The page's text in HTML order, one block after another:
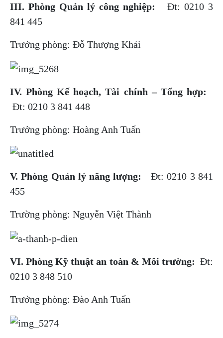
III. Phòng Quản lý công nghiệp: Đt: 0210 3
841 445
Trưởng phòng: Đỗ Thượng Khải
IV. Phòng Kế hoạch, Tài chính – Tổng hợp:
Đt: 0210 3 841 448
Trưởng phòng: Hoàng Anh Tuấn
V. Phòng Quản lý năng lượng:
Đt: 0210 3 841
455
Trường phòng: Nguyễn Việt Thành
VI. Phòng Kỹ thuật an toàn & Môi trường: Đt:
0210 3 848 510
Trưởng phòng: Đào Anh Tuấn